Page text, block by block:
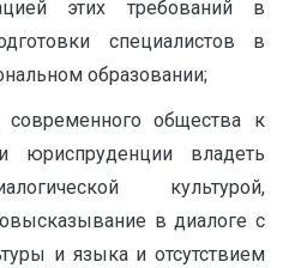
этих требований в
специалистов в
образовании;
общества к
юриспруденции владеть
культурой,
в диалоге с
и языка и отсутствием